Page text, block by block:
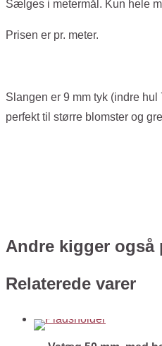
Sælges i metermål. Kun hele
Prisen er pr. meter.
Slangen er 9 mm tyk (indre hul
perfekt til større blomster og
Andre kigger også
Relaterede varer